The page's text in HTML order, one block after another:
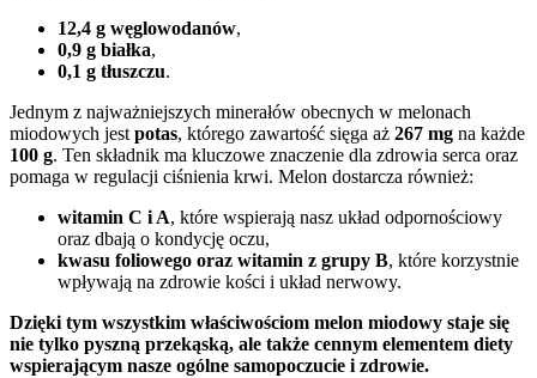
12,4 g węglowodanów,
0,9 g białka,
0,1 g tłuszczu.
Jednym z najważniejszych minerałów obecnych w melonach
miodowych jestpotas, którego zawartość sięga aż 267 mg na każde
100 g. Ten składnik ma kluczowe znaczenie dla zdrowia serca oraz
pomaga w regulacji ciśnienia krwi. Melon dostarcza również:
witamin C i A, które wspierają nasz układ odpornościowy
oraz dbają o kondycję oczu,
kwasu foliowego oraz witamin z grupy B, które korzystnie
wpływają na zdrowie kości i układ nerwowy.
Dzięki tym wszystkim właściwościom melon miodowy staje się
nie tylko pyszną przekąską, ale także cennym elementem diety
wspierającym nasze ogólne samopoczucie i zdrowie.